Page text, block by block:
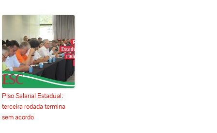
Piso Salarial Estadual:
terceira rodada termina
sem acordo